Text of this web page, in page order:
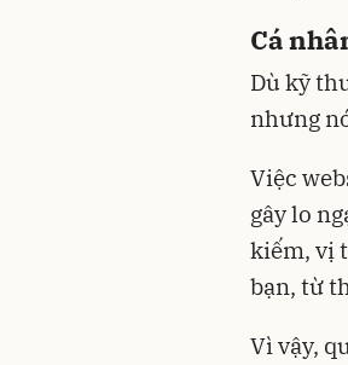
Cá
Dù kỹ
nhưng
Việc
gây lo
kiếm, vị
bạn, từ
Vì vậy,